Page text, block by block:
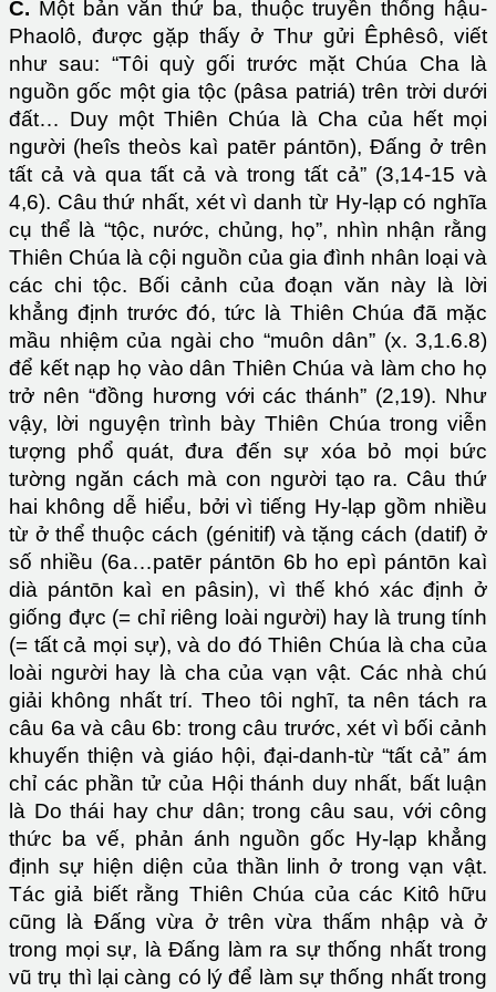
C. Một bản văn thứ ba, thuộc truyền thống hậu-
Phaolô, được gặp thấy ở Thư gửi Êphêsô, viết
như sau: “Tôi quỳ gối trước mặt Chúa Cha là
nguồn gốc một gia tộc (pâsa patriá) trên trời dưới
đất… Duy một Thiên Chúa là Cha của hết mọi
người (heîs theòs kaì patēr pántōn), Đấng ở trên
tất cả và qua tất cả và trong tất cả” (3,14-15 và
4,6). Câu thứ nhất, xét vì danh từ Hy-lạp có nghĩa
cụ thể là “tộc, nước, chủng, họ”, nhìn nhận rằng
Thiên Chúa là cội nguồn của gia đình nhân loại và
các chi tộc. Bối cảnh của đoạn văn này là lời
khẳng định trước đó, tức là Thiên Chúa đã mặc
mầu nhiệm của ngài cho “muôn dân” (x. 3,1.6.8)
để kết nạp họ vào dân Thiên Chúa và làm cho họ
trở nên “đồng hương với các thánh” (2,19). Như
vậy, lời nguyện trình bày Thiên Chúa trong viễn
tượng phổ quát, đưa đến sự xóa bỏ mọi bức
tường ngăn cách mà con người tạo ra. Câu thứ
hai không dễ hiểu, bởi vì tiếng Hy-lạp gồm nhiều
từ ở thể thuộc cách (génitif) và tặng cách (datif) ở
số nhiều (6a…patēr pántōn 6b ho epì pántōn kaì
dià pántōn kaì en pâsin), vì thế khó xác định ở
giống đực (= chỉ riêng loài người) hay là trung tính
(= tất cả mọi sự), và do đó Thiên Chúa là cha của
loài người hay là cha của vạn vật. Các nhà chú
giải không nhất trí. Theo tôi nghĩ, ta nên tách ra
câu 6a và câu 6b: trong câu trước, xét vì bối cảnh
khuyến thiện và giáo hội, đại-danh-từ “tất cả” ám
chỉ các phần tử của Hội thánh duy nhất, bất luận
là Do thái hay chư dân; trong câu sau, với công
thức ba vế, phản ánh nguồn gốc Hy-lạp khẳng
định sự hiện diện của thần linh ở trong vạn vật.
Tác giả biết rằng Thiên Chúa của các Kitô hữu
cũng là Đấng vừa ở trên vừa thấm nhập và ở
trong mọi sự, là Đấng làm ra sự thống nhất trong
vũ trụ thì lại càng có lý để làm sự thống nhất trong